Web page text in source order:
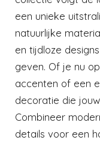
een unieke
natuurlijke
en tijdloze
geven. Of je nu
accenten of een
decoratie die
Combineer
details voor een